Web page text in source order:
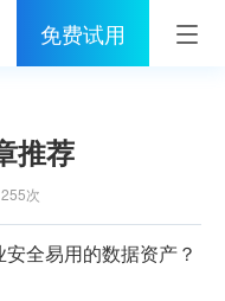
免费试用
推荐
255次
全易用的数据资产？